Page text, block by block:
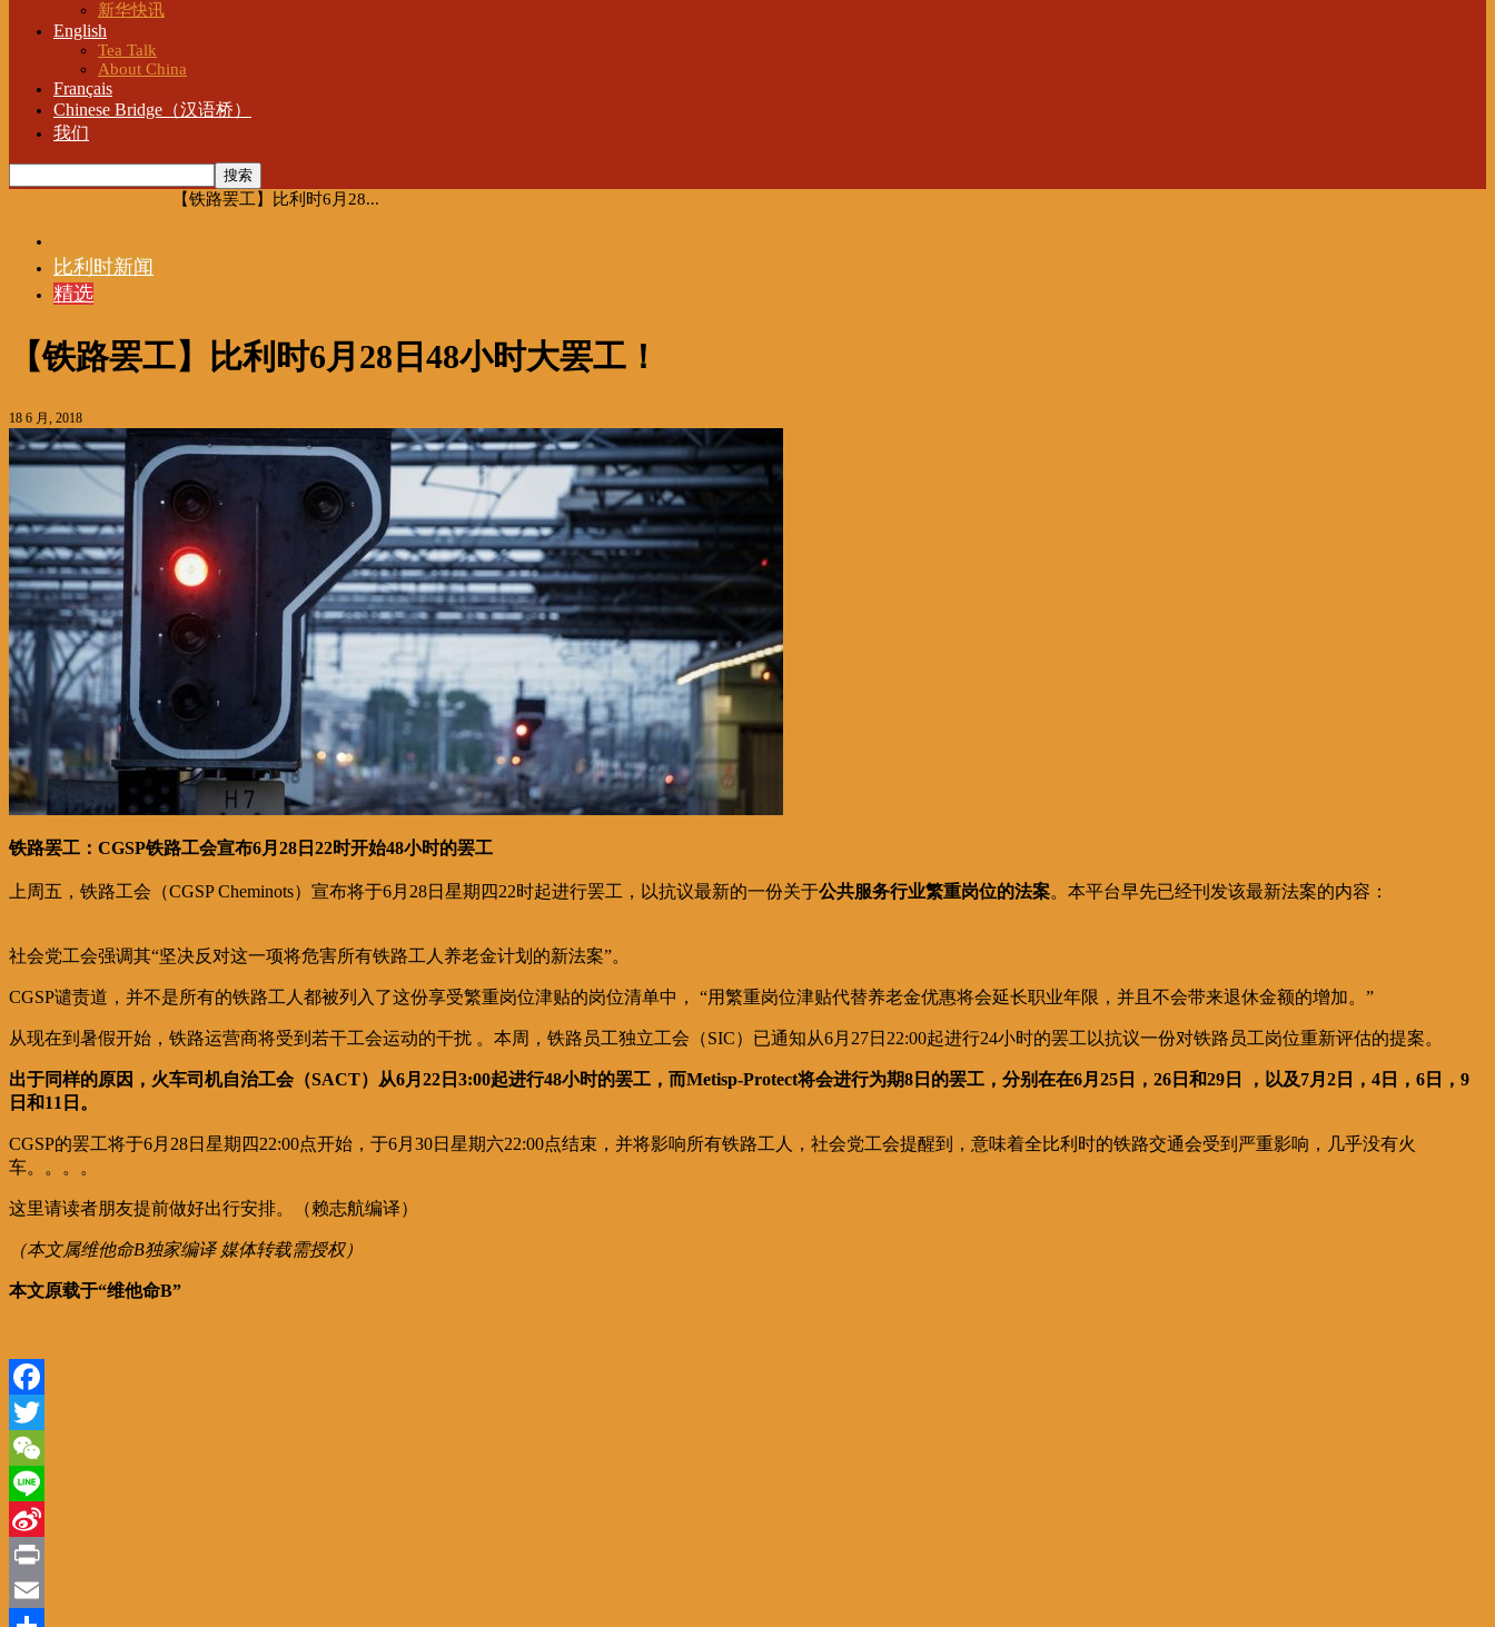
新华快讯
English
Tea Talk
About China
Français
Chinese Bridge（汉语桥）
我们
【铁路罢工】比利时6月28...
比利时新闻
精选
【铁路罢工】比利时6月28日48小时大罢工！
18 6 月, 2018
铁路罢工：CGSP铁路工会宣布6月28日22时开始48小时的罢工
上周五，铁路工会（CGSP Cheminots）宣布将于6月28日星期四22时起进行罢工，以抗议最新的一份关于公共服务行业繁重岗位的法案。本平台早先已经刊发该最新法案的内容：
社会党工会强调其“坚决反对这一项将危害所有铁路工人养老金计划的新法案”。
CGSP谴责道，并不是所有的铁路工人都被列入了这份享受繁重岗位津贴的岗位清单中， “用繁重岗位津贴代替养老金优惠将会延长职业年限，并且不会带来退休金额的增加。”
从现在到暑假开始，铁路运营商将受到若干工会运动的干扰 。本周，铁路员工独立工会（SIC）已通知从6月27日22:00起进行24小时的罢工以抗议一份对铁路员工岗位重新评估的提案。
出于同样的原因，火车司机自治工会（SACT）从6月22日3:00起进行48小时的罢工，而Metisp-Protect将会进行为期8日的罢工，分别在在6月25日，26日和29日 ，以及7月2日，4日，6日，9
日和11日。
CGSP的罢工将于6月28日星期四22:00点开始，于6月30日星期六22:00点结束，并将影响所有铁路工人，社会党工会提醒到，意味着全比利时的铁路交通会受到严重影响，几乎没有火
车。。。。
这里请读者朋友提前做好出行安排。（赖志航编译）
（本文属维他命B独家编译 媒体转载需授权）
本文原载于“维他命B”
Facebook
Twitter
WeChat
Line
Sina
Weibo
Print